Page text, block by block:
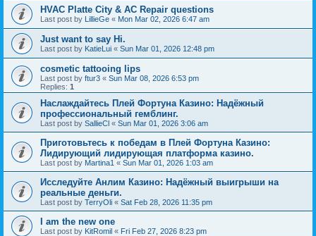
HVAC Platte City & AC Repair questions
Last post by LillieGe « Mon Mar 02, 2026 6:47 am
Just want to say Hi.
Last post by KatieLui « Sun Mar 01, 2026 12:48 pm
cosmetic tattooing lips
Last post by ftur3 « Sun Mar 08, 2026 6:53 pm
Replies: 1
Наслаждайтесь Плей Фортуна Казино: Надёжный
профессиональный гемблинг.
Last post by SallieCl « Sun Mar 01, 2026 3:06 am
Приготовьтесь к победам в Плей Фортуна Казино:
Лидирующий лидирующая платформа казино.
Last post by Martina1 « Sun Mar 01, 2026 1:03 am
Исследуйте Анлим Казино: Надёжный выигрыши на
реальные деньги.
Last post by TerryOli « Sat Feb 28, 2026 11:35 pm
I am the new one
Last post by KitRomil « Fri Feb 27, 2026 8:23 pm